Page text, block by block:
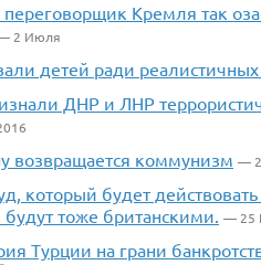
Кремля так
2 Июля
детей ради
ДНР и ЛНР
возвращается коммунизм —
который будет
будут тоже британскими. — 25
Турции на грани